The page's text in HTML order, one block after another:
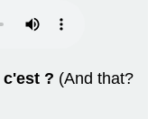
c'est ? (And that?